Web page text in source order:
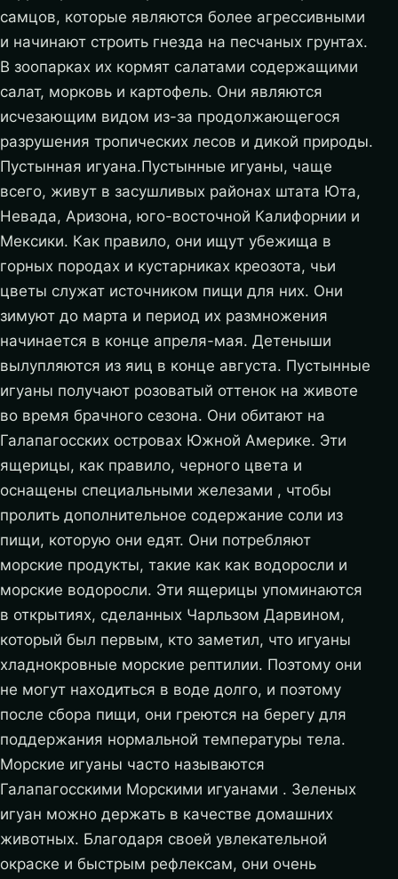
самцов, которые являются более агрессивными
и начинают строить гнезда на песчаных грунтах.
В зоопарках их кормят салатами содержащими
салат, морковь и картофель. Они являются
исчезающим видом из-за продолжающегося
разрушения тропических лесов и дикой природы.
Пустынная игуана.Пустынные игуаны, чаще
всего, живут в засушливых районах штата Юта,
Невада, Аризона, юго-восточной Калифорнии и
Мексики. Как правило, они ищут убежища в
горных породах и кустарниках креозота, чьи
цветы служат источником пищи для них. Они
зимуют до марта и период их размножения
начинается в конце апреля-мая. Детеныши
вылупляются из яиц в конце августа. Пустынные
игуаны получают розоватый оттенок на животе
во время брачного сезона. Они обитают на
Галапагосских островах Южной Америке. Эти
ящерицы, как правило, черного цвета и
оснащены специальными железами , чтобы
пролить дополнительное содержание соли из
пищи, которую они едят. Они потребляют
морские продукты, такие как как водоросли и
морские водоросли. Эти ящерицы упоминаются
в открытиях, сделанных Чарльзом Дарвином,
который был первым, кто заметил, что игуаны
хладнокровные морские рептилии. Поэтому они
не могут находиться в воде долго, и поэтому
после сбора пищи, они греются на берегу для
поддержания нормальной температуры тела.
Морские игуаны часто называются
Галапагосскими Морскими игуанами . Зеленых
игуан можно держать в качестве домашних
животных. Благодаря своей увлекательной
окраске и быстрым рефлексам, они очень